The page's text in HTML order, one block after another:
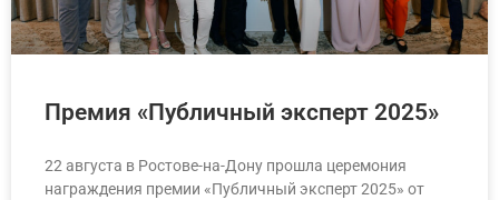
Премия «Публичный эксперт 2025»
22 августа в Ростове-на-Дону прошла церемония
награждения премии «Публичный эксперт 2025» от